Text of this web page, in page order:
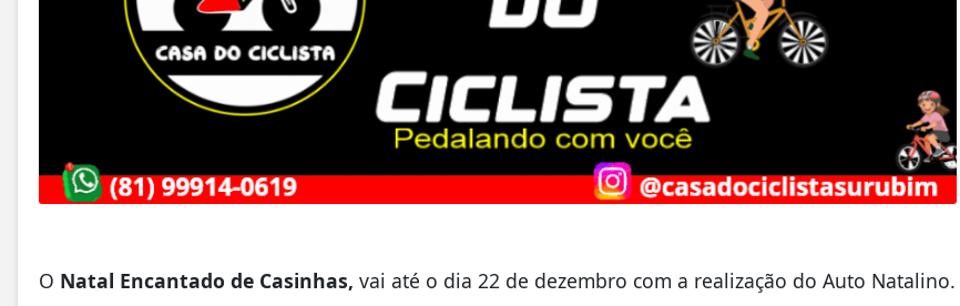
O Natal Encantado de Casinhas, vai até o dia 22 de dezembro com a realização do Auto Natalino.